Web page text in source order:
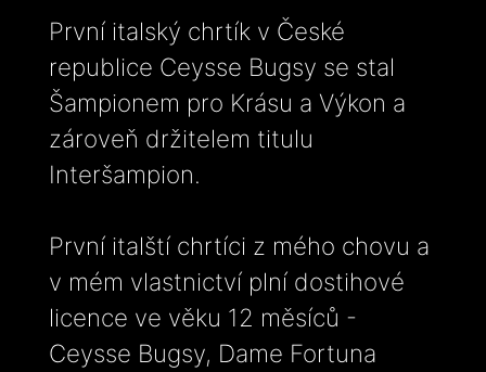
První italský chrtík v České
republice Ceysse Bugsy se stal
Šampionem pro Krásu a Výkon a
zároveň držitelem titulu
Interšampion.
První italští chrtíci z mého chovu a
v mém vlastnictví plní dostihové
licence ve věku 12 měsíců -
Ceysse Bugsy, Dame Fortuna